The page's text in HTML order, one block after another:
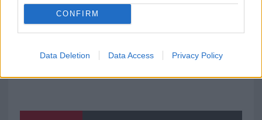
CONFIRM
Data Deletion Data Access Privacy Policy